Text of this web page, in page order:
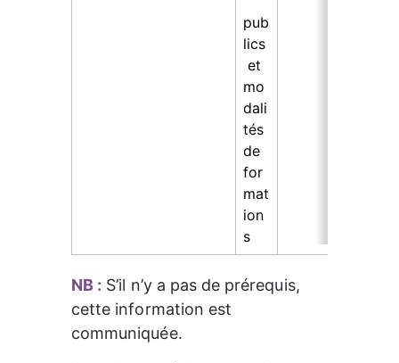
pub
lics
et
mo
dali
tés
de
for
mat
ion
s
NB : S’il n’y a pas de prérequis,
cette information est
communiquée.